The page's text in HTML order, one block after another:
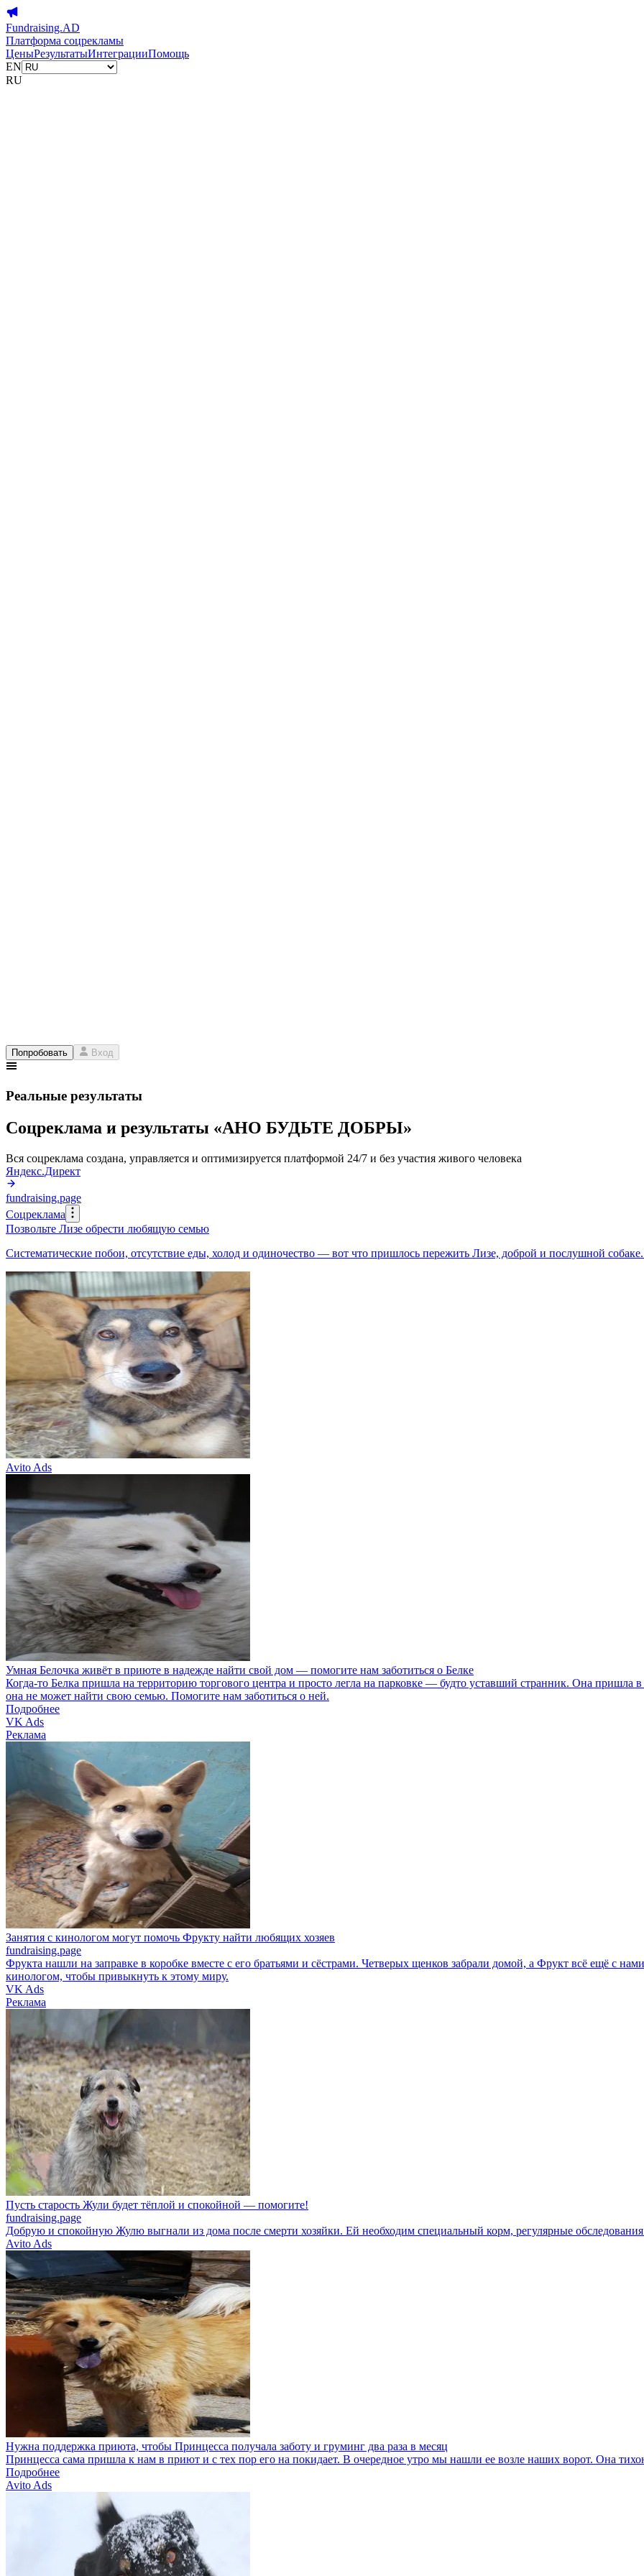
Fundraising.AD
Платформа соцрекламы
ЦеныРезультатыИнтеграцииПомощь
EN
RU
Попробовать Вход
Реальные результаты
Соцреклама и результаты «АНО БУДЬТЕ ДОБРЫ»
Вся соцреклама создана, управляется и оптимизируется платформой 24/7 и без участия живого человека
Яндекс.Директ
fundraising.page
Соцреклама
Позвольте Лизе обрести любящую семью
Систематические побои, отсутствие еды, холод и одиночество — вот что пришлось пережить Лизе, доброй и послушной
Avito Ads
Умная Белочка живёт в приюте в надежде найти свой дом — помогите нам заботиться о Белке
Когда‑то Белка пришла на территорию торгового центра и просто легла на парковке — будто уставший странник. Она пришла
она не может найти свою семью. Помогите нам заботиться о ней.
Подробнее
VK Ads
Реклама
Занятия с кинологом могут помочь Фрукту найти любящих хозяев
fundraising.page
Фрукта нашли на заправке в коробке вместе с его братьями и сёстрами. Четверых щенков забрали домой, а Фрукт всё ещё с
кинологом, чтобы привыкнуть к этому миру.
VK Ads
Реклама
Пусть старость Жули будет тёплой и спокойной — помогите!
fundraising.page
Добрую и спокойную Жулю выгнали из дома после смерти хозяйки. Ей необходим специальный корм, регулярные
Avito Ads
Нужна поддержка приюта, чтобы Принцесса получала заботу и груминг два раза в месяц
Принцесса сама пришла к нам в приют и с тех пор его на покидает. В очередное утро мы нашли ее возле наших ворот. Она
Подробнее
Avito Ads